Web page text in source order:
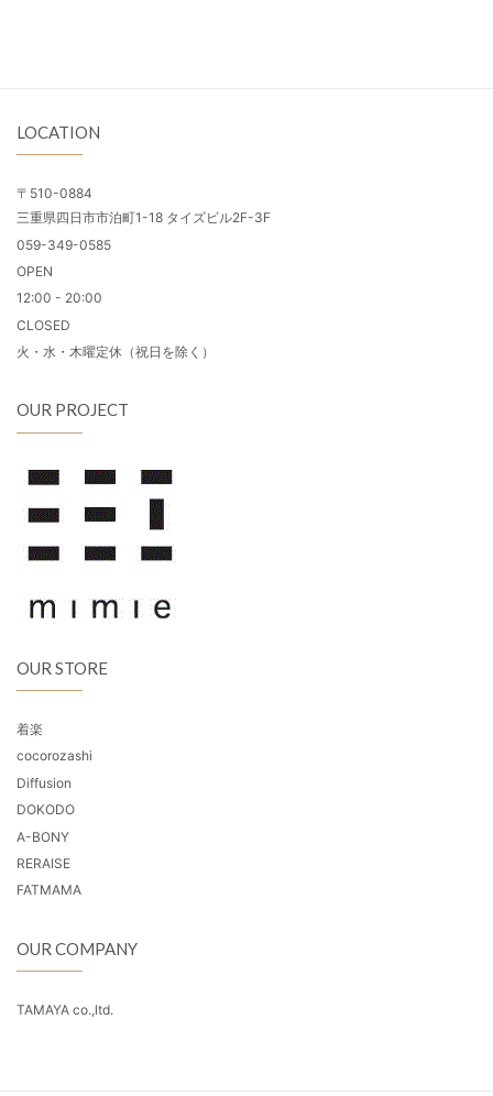
LOCATION
〒510-0884
三重県四日市市泊町1-18 タイズビル2F-3F
059-349-0585
OPEN
12:00 - 20:00
CLOSED
火・水・木曜定休（祝日を除く）
OUR PROJECT
OUR STORE
着楽
cocorozashi
Diffusion
DOKODO
A-BONY
RERAISE
FATMAMA
OUR COMPANY
TAMAYA co.,ltd.